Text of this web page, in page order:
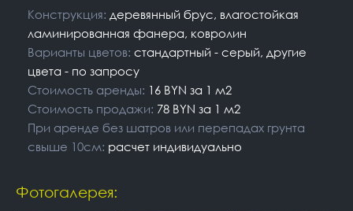
Конструкция: деревянный брус, влагостойкая
ламинированная фанера, ковролин
Варианты цветов: стандартный - серый, другие
цвета - по запросу
Стоимость аренды: 16 BYN за 1 м2
Стоимость продажи: 78 BYN за 1 м2
При аренде без шатров или перепадах грунта
свыше 10см: расчет индивидуально
Фотогалерея: